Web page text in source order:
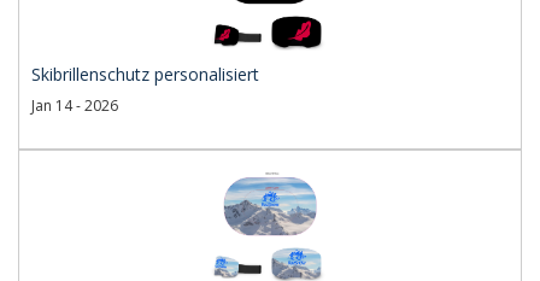
Skibrillenschutz personalisiert
Jan 14 - 2026